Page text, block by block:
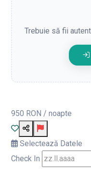
Trebuie să fii
950 RON / noapte
Selectează Datele
Check In